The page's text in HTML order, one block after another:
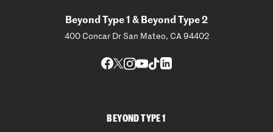
Beyond Type 1 & Beyond Type 2
400 Concar Dr San Mateo, CA 94402
BEYOND TYPE 1